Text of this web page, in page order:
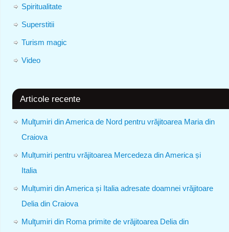
Spiritualitate
Superstitii
Turism magic
Video
Articole recente
Mulţumiri din America de Nord pentru vrăjitoarea Maria din
Craiova
Mulțumiri pentru vrăjitoarea Mercedeza din America și
Italia
Mulțumiri din America și Italia adresate doamnei vrăjitoare
Delia din Craiova
Mulţumiri din Roma primite de vrăjitoarea Delia din